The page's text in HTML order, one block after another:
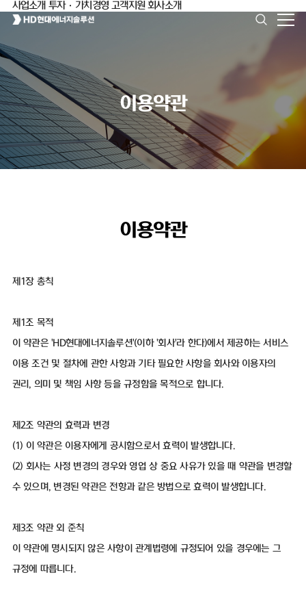
사업소개 투자·가치경영 고객지원 회사소개
이용약관
이용약관
제1장 총칙
제1조 목적
이 약관은 'HD현대에너지솔루션'(이하 '회사'라 한다)에서 제공하는 서비스
이용 조건 및 절차에 관한 사항과 기타 필요한 사항을 회사와 이용자의
권리, 의미 및 책임 사항 등을 규정함을 목적으로 합니다.
제2조 약관의 효력과 변경
(1) 이 약관은 이용자에게 공시함으로서 효력이 발생합니다.
(2) 회사는 사정 변경의 경우와 영업 상 중요 사유가 있을 때 약관을 변경할
수 있으며, 변경된 약관은 전항과 같은 방법으로 효력이 발생합니다.
제3조 약관 외 준칙
이 약관에 명시되지 않은 사항이 관계법령에 규정되어 있을 경우에는 그
규정에 따릅니다.